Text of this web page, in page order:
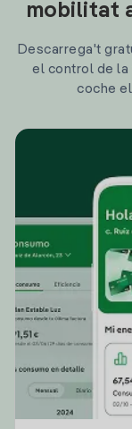
mobilitat
Descarrega't
el control de la
coche